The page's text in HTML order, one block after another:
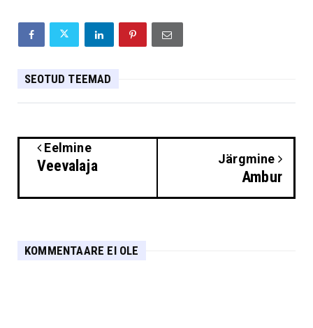
SEOTUD TEEMAD
Eelmine
Veevalaja Järgmine
Ambur
KOMMENTAARE EI OLE